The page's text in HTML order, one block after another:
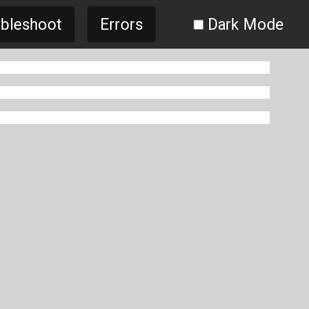
Errors Dark Mode